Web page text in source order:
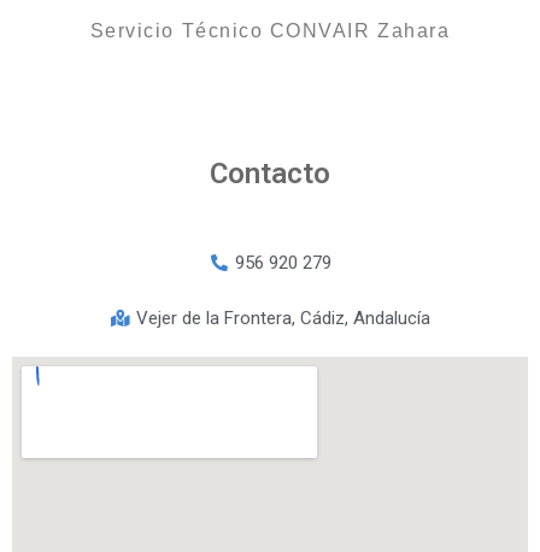
Servicio Técnico CONVAIR Zahara
Contacto
956 920 279
Vejer de la Frontera, Cádiz, Andalucía